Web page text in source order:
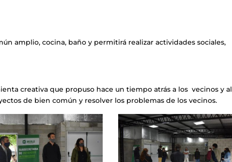
amplio, cocina, baño y permitirá realizar actividades sociales,
creativa que propuso hace un tiempo atrás a los vecinos y al
de bien común y resolver los problemas de los vecinos.